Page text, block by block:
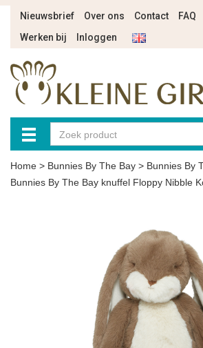
Nieuwsbrief Over ons Contact FAQ
Werken bij
Inloggen
Home > Bunnies By The Bay > Bunnies By
Bunnies By The Bay knuffel Floppy Nibble